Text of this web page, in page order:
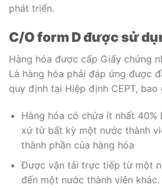
phát triển.
C/O form D được sử
Hàng hóa được cấp Giấy chứng
Là hàng hóa phải đáp ứng được
quy định tại Hiệp định CEPT, bao
Hàng hóa có chứa ít nhất 40%
xứ từ bất kỳ một nước thành
thành phần của hàng hóa
Được vận tải trực tiếp từ một
đến một nước thành viên